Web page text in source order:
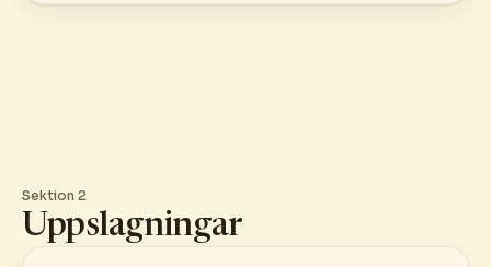
Sektion 2
Uppslagningar